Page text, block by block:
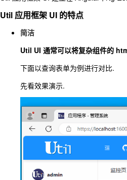
Util 应用框架 UI 的特点
简洁
Util UI 通常可以将复杂组件的
下面以查询表单为例进行对比.
先看效果演示.